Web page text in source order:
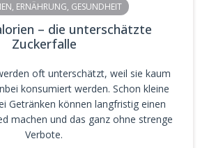
, ERNÄHRUNG, GESUNDHEIT
– die unterschätzte
Zuckerfalle
oft unterschätzt, weil sie kaum
konsumiert werden. Schon kleine
Getränken können langfristig einen
machen und das ganz ohne strenge
Verbote.